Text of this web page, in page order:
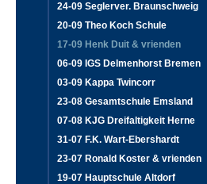
24-09 Seglerver. Braunschweig
20-09 Theo Koch Schule
17-09 Henk Duit & vrienden
06-09 IGS Delmenhorst Bremen
03-09 Kappa Twincorr
23-08 Gesamtschule Emsland
07-08 KJG Dreifaltigkeit Herne
31-07 F.K. Wart-Ebershardt
23-07 Ronald Koster & vrienden
19-07 Hauptschule Altdorf